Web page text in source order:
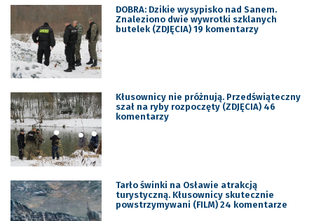
DOBRA: Dzikie wysypisko nad Sanem.
Znaleziono dwie wywrotki szklanych
butelek (ZDJĘCIA) 19 komentarzy
Kłusownicy nie próżnują. Przedświąteczny
szał na ryby rozpoczęty (ZDJĘCIA) 46
komentarzy
Tarło świnki na Osławie atrakcją
turystyczną. Kłusownicy skutecznie
powstrzymywani (FILM) 24 komentarze